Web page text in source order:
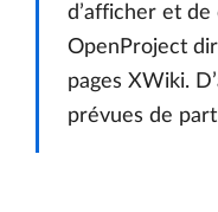
d’afficher et
OpenProject
pages XWiki.
prévues de